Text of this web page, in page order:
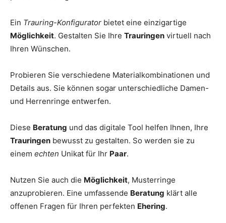
Ein Trauring-Konfigurator bietet eine einzigartige
Möglichkeit. Gestalten Sie Ihre Trauringen virtuell nach
Ihren Wünschen.
Probieren Sie verschiedene Materialkombinationen und
Details aus. Sie können sogar unterschiedliche Damen-
und Herrenringe entwerfen.
Diese Beratung und das digitale Tool helfen Ihnen, Ihre
Trauringen bewusst zu gestalten. So werden sie zu
einem echten Unikat für Ihr Paar.
Nutzen Sie auch die Möglichkeit, Musterringe
anzuprobieren. Eine umfassende Beratung klärt alle
offenen Fragen für Ihren perfekten Ehering.